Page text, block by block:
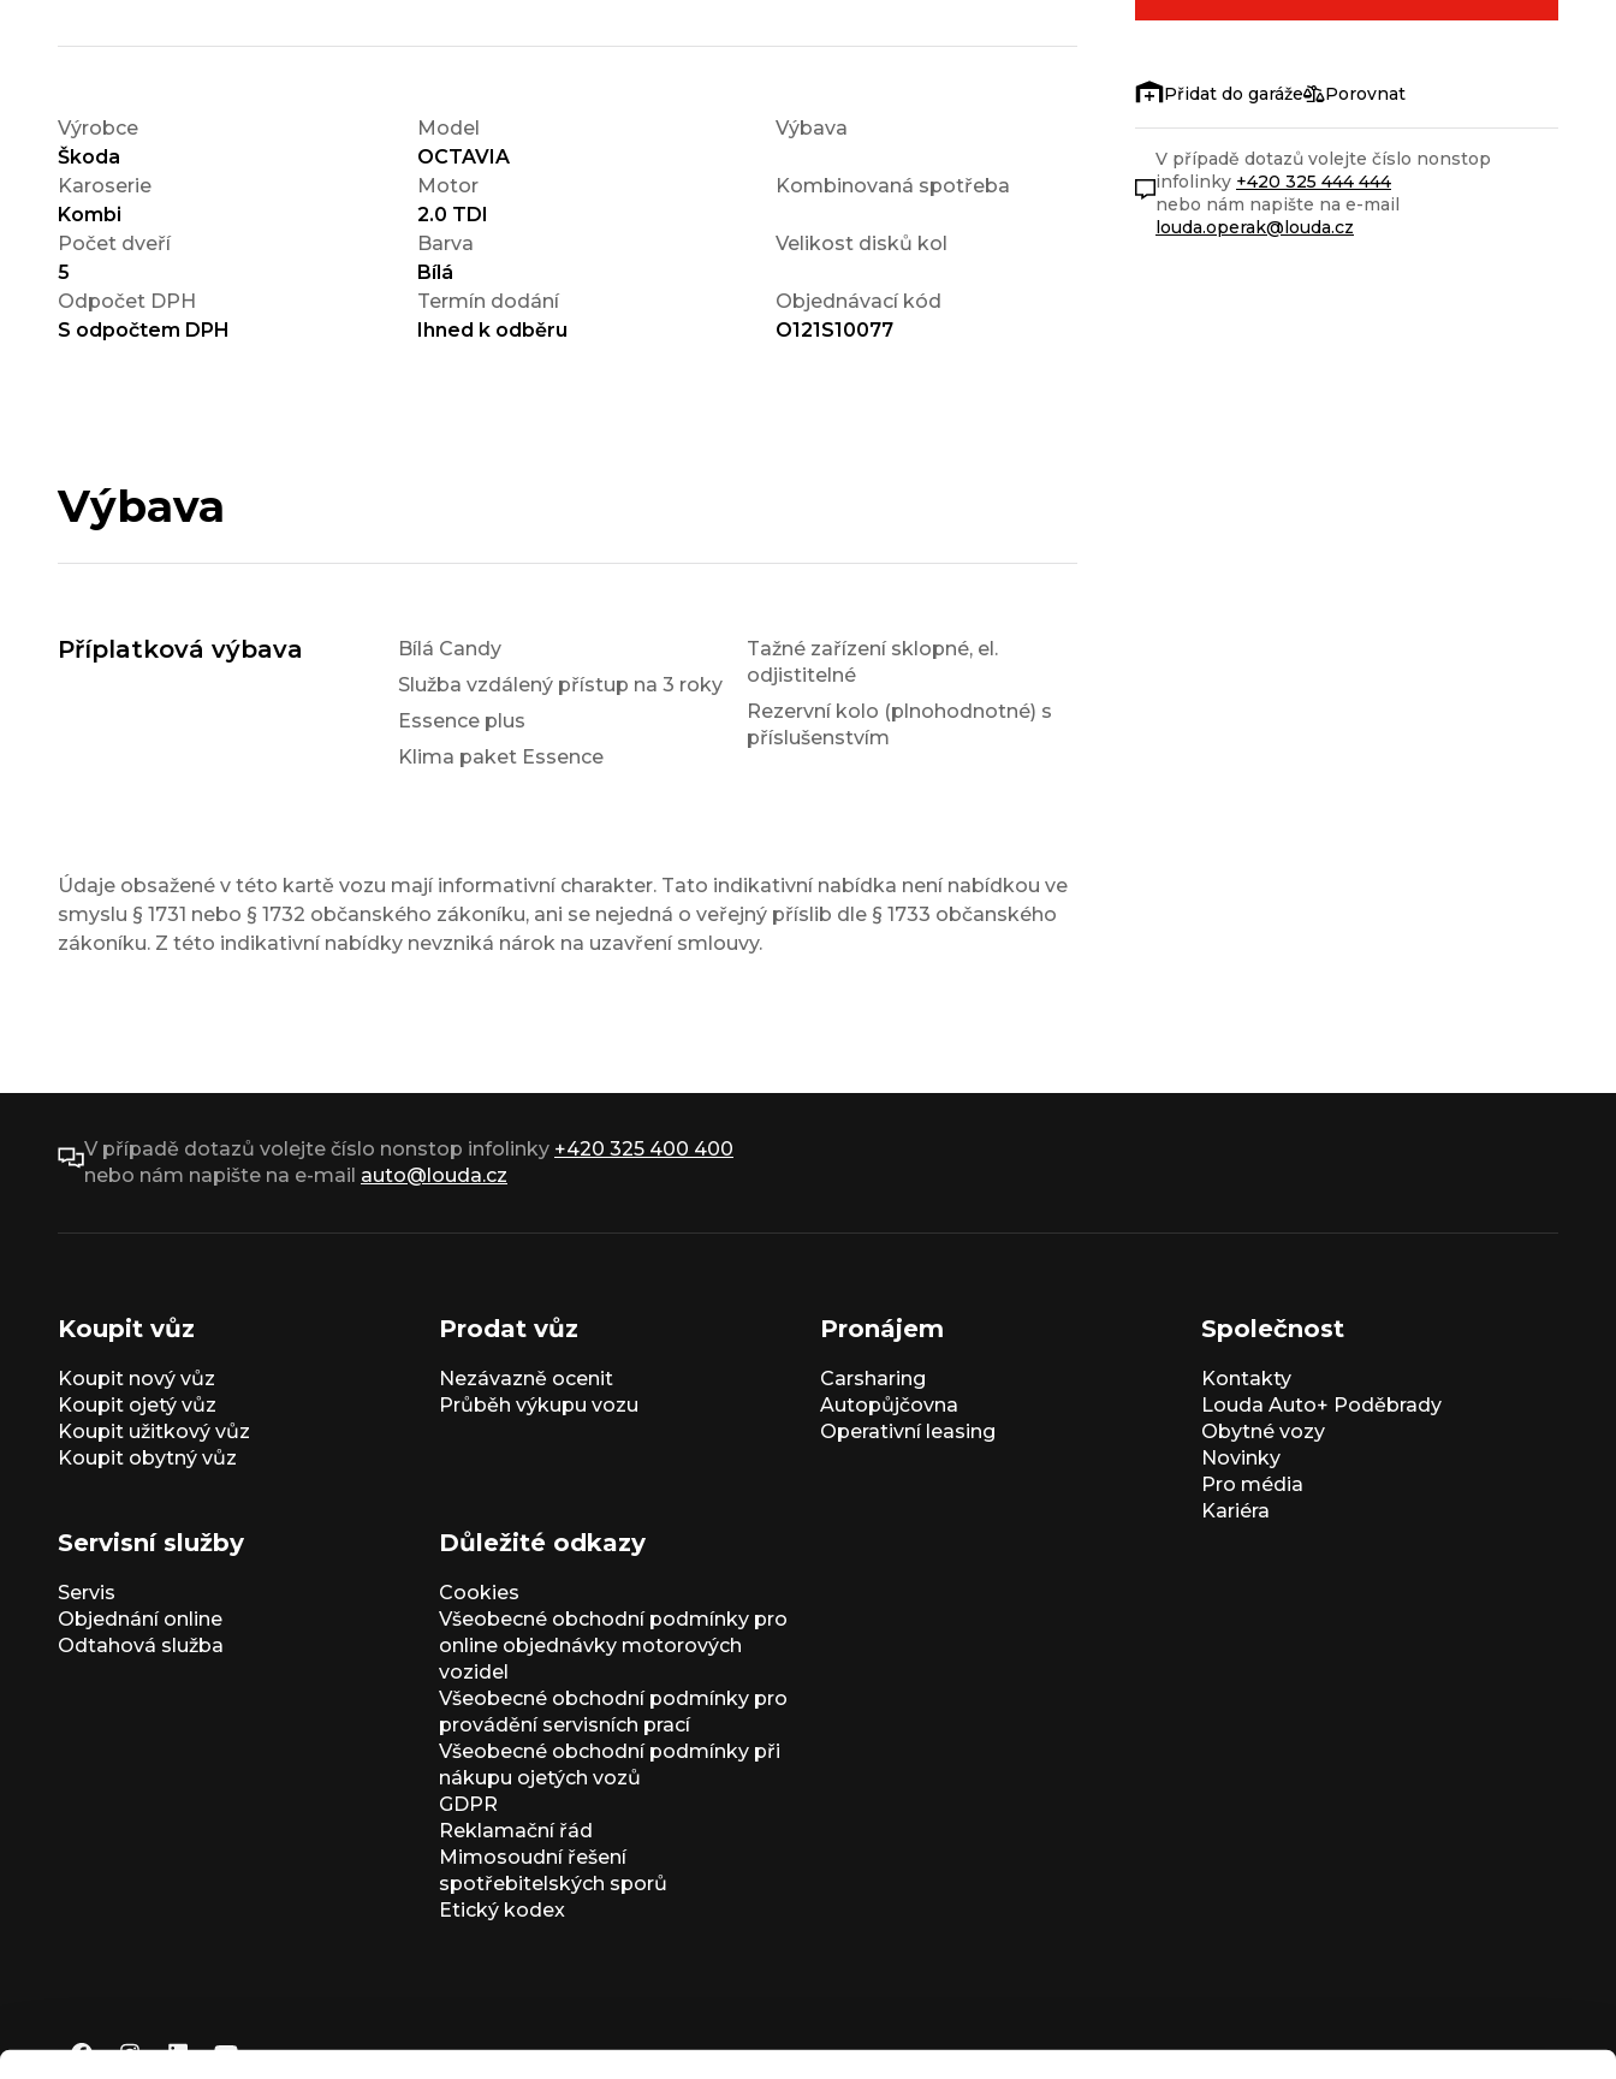
Výrobce
Škoda
Model
OCTAVIA
Výbava
Karoserie
Kombi
Motor
2.0 TDI
Kombinovaná spotřeba
Počet dveří
5
Barva
Bílá
Velikost disků kol
Odpočet DPH
S odpočtem DPH
Termín dodání
Ihned k odběru
Objednávací kód
O121S10077
Výbava
Příplatková výbava
Bílá Candy
Služba vzdálený přístup na 3 roky
Essence plus
Klima paket Essence
Tažné zařízení sklopné, el.
odjistitelné
Rezervní kolo (plnohodnotné) s
příslušenstvím
Údaje obsažené v této kartě vozu mají informativní charakter. Tato indikativní nabídka není nabídkou ve
smyslu § 1731 nebo § 1732 občanského zákoníku, ani se nejedná o veřejný příslib dle § 1733 občanského
zákoníku. Z této indikativní nabídky nevzniká nárok na uzavření smlouvy.
Porovnat
V případě dotazů volejte číslo nonstop
infolinky +420 325 444 444
nebo nám napište na e-mail
louda.operak@louda.cz
V případě dotazů volejte číslo nonstop infolinky +420 325 400 400
nebo nám napište na e-mail auto@louda.cz
Koupit vůz
Koupit nový vůz
Koupit ojetý vůz
Koupit užitkový vůz
Koupit obytný vůz
Prodat vůz
Nezávazně ocenit
Průběh výkupu vozu
Pronájem
Carsharing
Autopůjčovna
Operativní leasing
Společnost
Kontakty
Louda Auto+ Poděbrady
Obytné vozy
Novinky
Pro média
Kariéra
Servisní služby
Servis
Objednání online
Odtahová služba
Důležité odkazy
Cookies
Všeobecné obchodní podmínky pro
online objednávky motorových
vozidel
Všeobecné obchodní podmínky pro
provádění servisních prací
Všeobecné obchodní podmínky při
nákupu ojetých vozů
GDPR
Reklamační řád
Mimosoudní řešení
spotřebitelských sporů
Etický kodex